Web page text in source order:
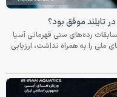
تایلند موفق بود؟
رده‌های سنی قهرمانی آسیا
ملی را به همراه نداشت، ارزیابی